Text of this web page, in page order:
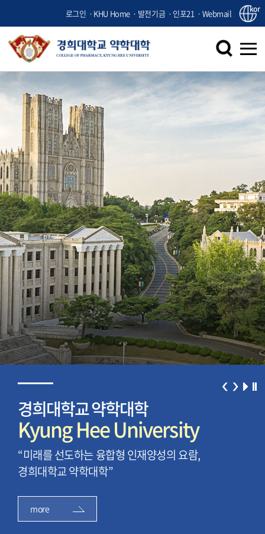
로그인 KHU Home 발전기금 인포21 Webmail kor
경희대학교 약학대학
Kyung Hee University
“미래를 선도하는 융합형 인재양성의 요람,
경희대학교 약학대학”
more